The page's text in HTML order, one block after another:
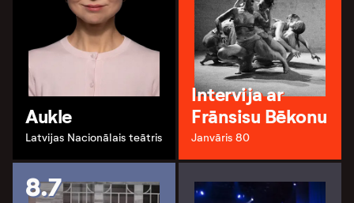
Aukle
Latvijas Nacionālais teātris
Intervija ar
Frānsisu Bēkonu
Janvāris 80
8.7